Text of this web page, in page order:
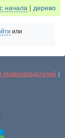
с начала | дерево
или
правообладателей |